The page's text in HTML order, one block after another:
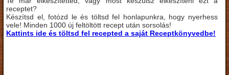
receptet?
Készítsd el, fotózd le és töltsd fel honlapunkra, hogy nyerhess
vele! Minden 1000 új feltöltött recept után sorsolás!
Kattints ide és töltsd fel recepted a saját Receptkönyvedbe!